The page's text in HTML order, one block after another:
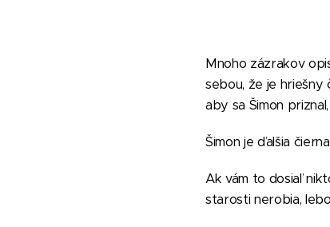
Mnoho zázrakov
sebou, že je hriešny
aby sa Šimon
Šimon je ďalšia
Ak vám to dosiaľ
starosti nerobia,